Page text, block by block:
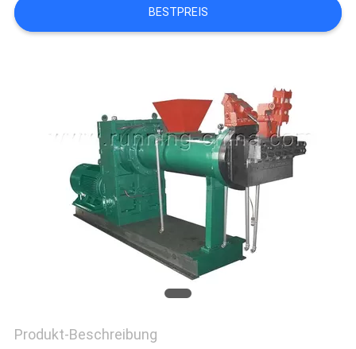
FÄLLE
POLICY
BESTPREIS
Produkt-Beschreibung